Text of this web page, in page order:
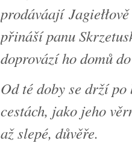
prodáváají
přináší panu
doprovází ho domů
Od té doby se drží po
cestách, jako jeho
až slepé, důvěře.